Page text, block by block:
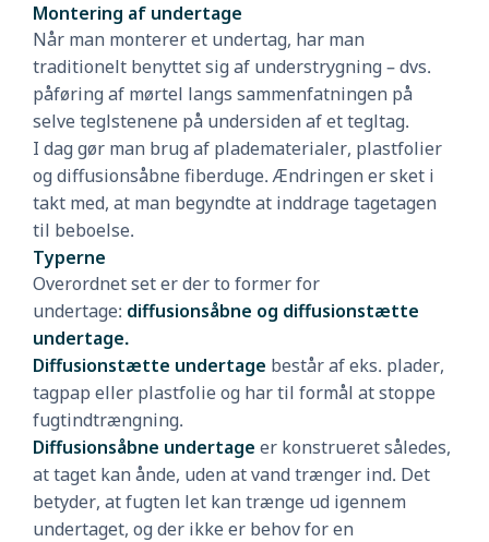
Montering af undertage
Når man monterer et undertag, har man
traditionelt benyttet sig af understrygning – dvs.
påføring af mørtel langs sammenfatningen på
selve teglstenene på undersiden af et tegltag.
I dag gør man brug af pladematerialer, plastfolier
og diffusionsåbne fiberduge. Ændringen er sket i
takt med, at man begyndte at inddrage tagetagen
til beboelse.
Typerne
Overordnet set er der to former for
undertage: diffusionsåbne og diffusionstætte
undertage.
Diffusionstætte undertage består af eks. plader,
tagpap eller plastfolie og har til formål at stoppe
fugtindtrængning.
Diffusionsåbne undertage er konstrueret således,
at taget kan ånde, uden at vand trænger ind. Det
betyder, at fugten let kan trænge ud igennem
undertaget, og der ikke er behov for en